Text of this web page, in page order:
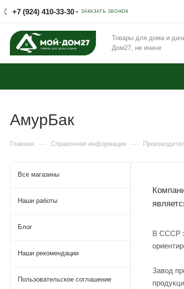
+7 (924) 410-33-30 ЗАКАЗАТЬ ЗВОНОК
Товары для дома и
Дом27, не иначе
АмурБак
Главная — Справочная информация —
В СССР
Завод
Все магазины
Наши работы
Блог
Наши рекомендации
Пользовательское соглашение